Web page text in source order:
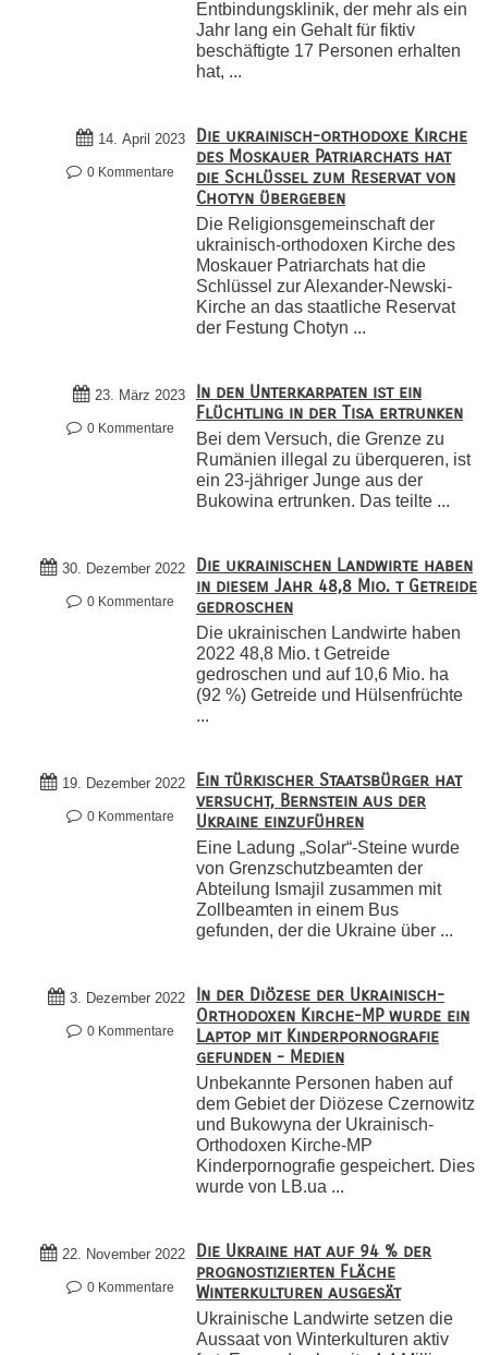
Entbindungsklinik, der mehr als ein
Jahr lang ein Gehalt für fiktiv
beschäftigte 17 Personen erhalten
hat, ...
14. April 2023
0 Kommentare
Die ukrainisch-orthodoxe Kirche
des Moskauer Patriarchats hat
die Schlüssel zum Reservat von
Chotyn übergeben
Die Religionsgemeinschaft der
ukrainisch-orthodoxen Kirche des
Moskauer Patriarchats hat die
Schlüssel zur Alexander-Newski-
Kirche an das staatliche Reservat
der Festung Chotyn ...
23. März 2023
0 Kommentare
In den Unterkarpaten ist ein
Flüchtling in der Tisa ertrunken
Bei dem Versuch, die Grenze zu
Rumänien illegal zu überqueren, ist
ein 23-jähriger Junge aus der
Bukowina ertrunken. Das teilte ...
30. Dezember 2022
0 Kommentare
Die ukrainischen Landwirte haben
in diesem Jahr 48,8 Mio. t Getreide
gedroschen
Die ukrainischen Landwirte haben
2022 48,8 Mio. t Getreide
gedroschen und auf 10,6 Mio. ha
(92 %) Getreide und Hülsenfrüchte
...
19. Dezember 2022
0 Kommentare
Ein türkischer Staatsbürger hat
versucht, Bernstein aus der
Ukraine einzuführen
Eine Ladung „Solar“-Steine wurde
von Grenzschutzbeamten der
Abteilung Ismajil zusammen mit
Zollbeamten in einem Bus
gefunden, der die Ukraine über ...
3. Dezember 2022
0 Kommentare
In der Diözese der Ukrainisch-
Orthodoxen Kirche-MP wurde ein
Laptop mit Kinderpornografie
gefunden - Medien
Unbekannte Personen haben auf
dem Gebiet der Diözese Czernowitz
und Bukowyna der Ukrainisch-
Orthodoxen Kirche-MP
Kinderpornografie gespeichert. Dies
wurde von LB.ua ...
22. November 2022
0 Kommentare
Die Ukraine hat auf 94 % der
prognostizierten Fläche
Winterkulturen ausgesät
Ukrainische Landwirte setzen die
Aussaat von Winterkulturen aktiv